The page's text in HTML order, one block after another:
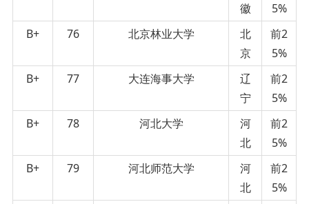
徽
5%
B+
76 北京林业大学
北
京
前2
5%
B+
77 大连海事大学
辽
宁
前2
5%
B+
78 河北大学
河
北
前2
5%
B+
79 河北师范大学
河
北
前2
5%